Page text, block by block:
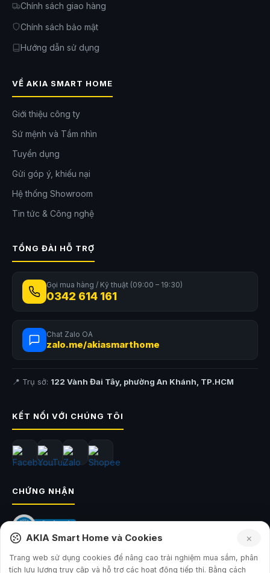
Chính sách giao hàng
Chính sách bảo mật
Hướng dẫn sử dụng
VỀ AKIA SMART HOME
Giới thiệu công ty
Sứ mệnh và Tầm nhìn
Tuyển dụng
Gửi góp ý, khiếu nại
Hệ thống Showroom
Tin tức & Công nghệ
TỔNG ĐÀI HỖ TRỢ
Gọi mua hàng / Kỹ thuật (09:00 – 19:30)
0342 614 161
Chat Zalo OA
zalo.me/akiasmarthome
📍 Trụ sở: 122 Vành Đai Tây, phường An Khánh, TP.HCM
KẾT NỐI VỚI CHÚNG TÔI
CHỨNG NHẬN
AKIA Smart Home và Cookies ×
Trang web sử dụng cookies để nâng cao trải nghiệm mua sắm, phân
tích lưu lượng truy cập và hỗ trợ các hoạt động tiếp thị. Bằng cách